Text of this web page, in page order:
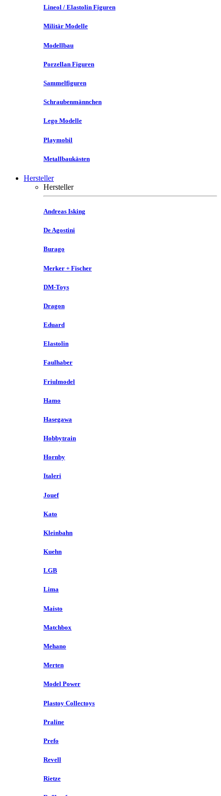
Lineol / Elastolin Figuren
Militär Modelle
Modellbau
Porzellan Figuren
Sammelfiguren
Schraubenmännchen
Lego Modelle
Playmobil
Metallbaukästen
Hersteller
Hersteller
Andreas Isking
De Agostini
Burago
Merker + Fischer
DM-Toys
Dragon
Eduard
Elastolin
Faulhaber
Friulmodel
Hamo
Hasegawa
Hobbytrain
Hornby
Italeri
Jouef
Kato
Kleinbahn
Kuehn
LGB
Lima
Maisto
Matchbox
Mehano
Merten
Model Power
Plastoy Collectoys
Praline
Prefo
Revell
Rietze